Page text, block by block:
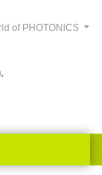
of PHOTONICS